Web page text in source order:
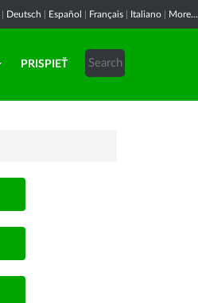
Deutsch Español Français Italiano More...
PRISPIEŤ